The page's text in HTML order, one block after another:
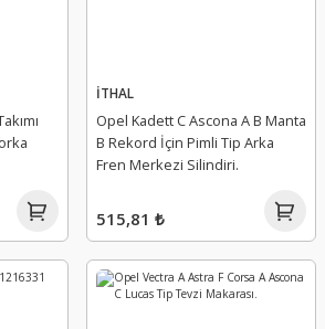
İTHAL
Opel Kadett C Ascona A B Manta
B Rekord İçin Pimli Tip Arka
Fren Merkezi Silindiri.
515,81 ₺